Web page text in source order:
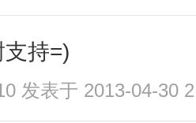
持=)
发表于 2013-04-30